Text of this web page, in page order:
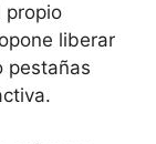
propio
liberar
pestañas